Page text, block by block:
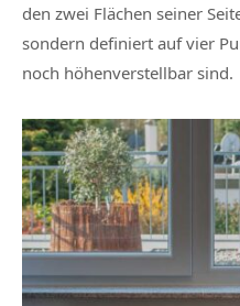
den zwei Flächen seiner
sondern definiert auf vier
noch höhenverstellbar sind.